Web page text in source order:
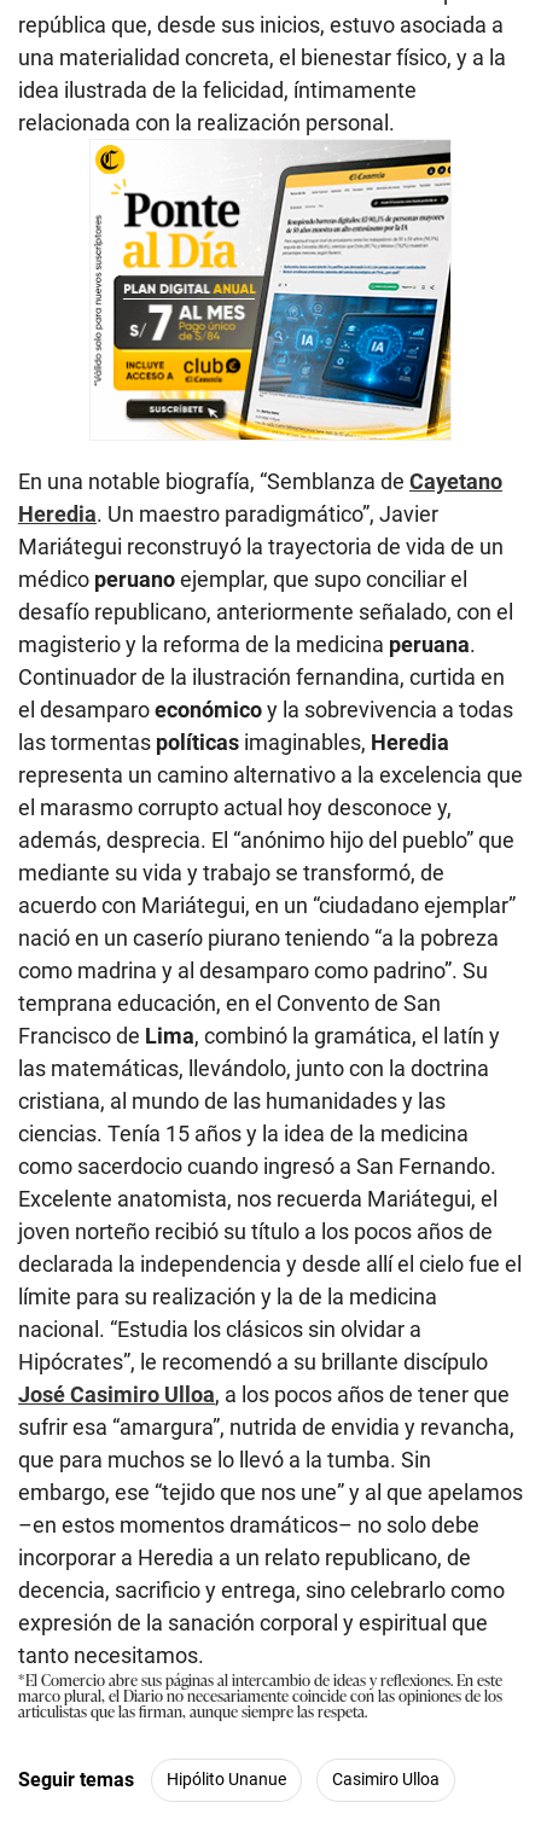
república que, desde sus inicios, estuvo asociada a
una materialidad concreta, el bienestar físico, y a la
idea ilustrada de la felicidad, íntimamente
relacionada con la realización personal.
En una notable biografía, “Semblanza de Cayetano
Heredia. Un maestro paradigmático”, Javier
Mariátegui reconstruyó la trayectoria de vida de un
médico peruanoejemplar, que supo conciliar el
desafío republicano, anteriormente señalado, con el
magisterio y la reforma de la medicina peruana.
Continuador de la ilustración fernandina, curtida en
el desamparoeconómicoy la sobrevivencia a todas
las tormentas políticas imaginables, Heredia
representa un camino alternativo a la excelencia que
el marasmo corrupto actual hoy desconoce y,
además, desprecia. El “anónimo hijo del pueblo” que
mediante su vida y trabajo se transformó, de
acuerdo con Mariátegui, en un “ciudadano ejemplar”
nació en un caserío piurano teniendo “a la pobreza
como madrina y al desamparo como padrino”. Su
temprana educación, en el Convento de San
Francisco de Lima, combinó la gramática, el latín y
las matemáticas, llevándolo, junto con la doctrina
cristiana, al mundo de las humanidades y las
ciencias. Tenía 15 años y la idea de la medicina
como sacerdocio cuando ingresó a San Fernando.
Excelente anatomista, nos recuerda Mariátegui, el
joven norteño recibió su título a los pocos años de
declarada la independencia y desde allí el cielo fue el
límite para su realización y la de la medicina
nacional. “Estudia los clásicos sin olvidar a
Hipócrates”, le recomendó a su brillante discípulo
José Casimiro Ulloa, a los pocos años de tener que
sufrir esa “amargura”, nutrida de envidia y revancha,
que para muchos se lo llevó a la tumba. Sin
embargo, ese “tejido que nos une” y al que apelamos
–en estos momentos dramáticos– no solo debe
incorporar a Heredia a un relato republicano, de
decencia, sacrificio y entrega, sino celebrarlo como
expresión de la sanación corporal y espiritual que
tanto necesitamos.
*El Comercio abre sus páginas al intercambio de ideas y reflexiones. En este
marco plural, el Diario no necesariamente coincide con las opiniones de los
articulistas que las firman, aunque siempre las respeta.
Seguir temas Hipólito Unanue Casimiro Ulloa